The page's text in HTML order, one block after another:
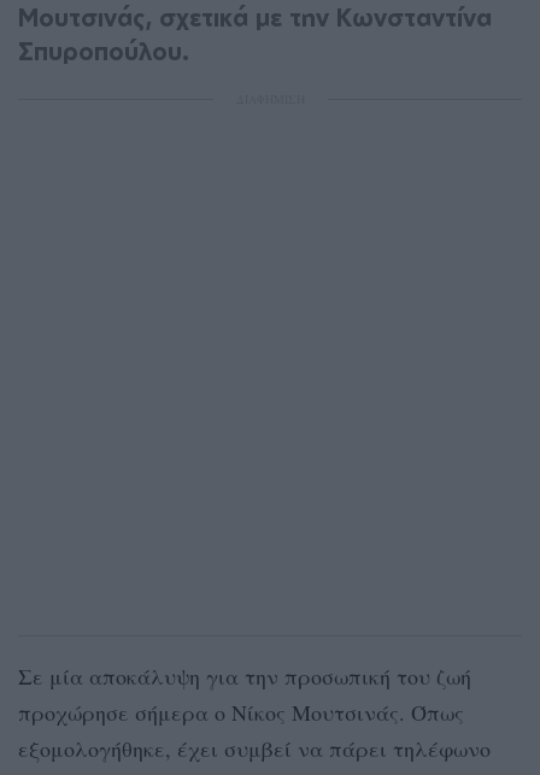
Μουτσινάς, σχετικά με την Κωνσταντίνα
Σπυροπούλου.
Σε μία αποκάλυψη για την προσωπική του ζωή
προχώρησε σήμερα ο Νίκος Μουτσινάς. Όπως
εξομολογήθηκε, έχει συμβεί να πάρει τηλέφωνο